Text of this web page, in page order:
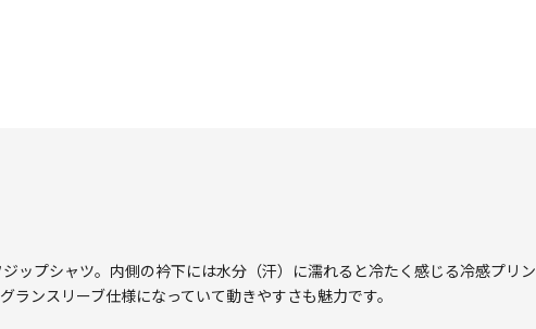
ップシャツ。内側の衿下には水分（汗）に濡れると冷たく感じる冷感プリン
ランスリーブ仕様になっていて動きやすさも魅力です。